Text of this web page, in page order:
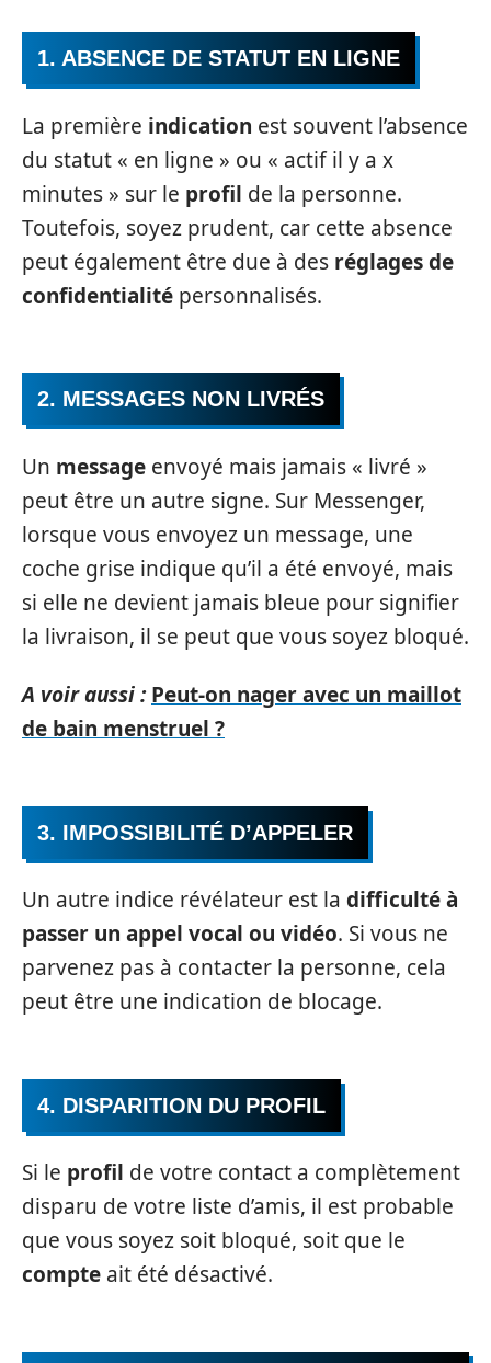
1. ABSENCE DE STATUT EN LIGNE
La première indication est souvent l’absence
du statut « en ligne » ou « actif il y a x
minutes » sur le profil de la personne.
Toutefois, soyez prudent, car cette absence
peut également être due à des réglages de
confidentialité personnalisés.
2. MESSAGES NON LIVRÉS
Un message envoyé mais jamais « livré »
peut être un autre signe. Sur Messenger,
lorsque vous envoyez un message, une
coche grise indique qu’il a été envoyé, mais
si elle ne devient jamais bleue pour signifier
la livraison, il se peut que vous soyez bloqué.
A voir aussi : Peut-on nager avec un maillot
de bain menstruel ?
3. IMPOSSIBILITÉ D’APPELER
Un autre indice révélateur est la difficulté à
passer un appel vocal ou vidéo. Si vous ne
parvenez pas à contacter la personne, cela
peut être une indication de blocage.
4. DISPARITION DU PROFIL
Si le profil de votre contact a complètement
disparu de votre liste d’amis, il est probable
que vous soyez soit bloqué, soit que le
compte ait été désactivé.